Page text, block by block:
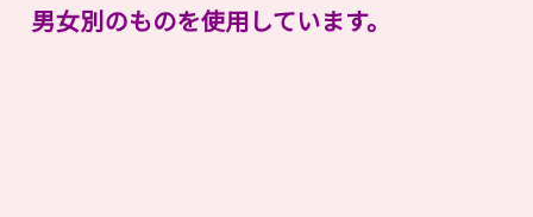
男女別のものを使用しています。